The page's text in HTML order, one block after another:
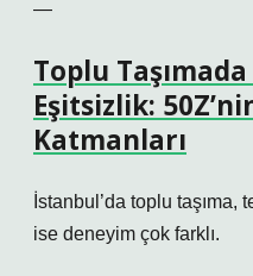
—
Toplu
Eşitsizlik:
Katmanları
İstanbul’da toplu taşıma,
ise deneyim çok farklı.